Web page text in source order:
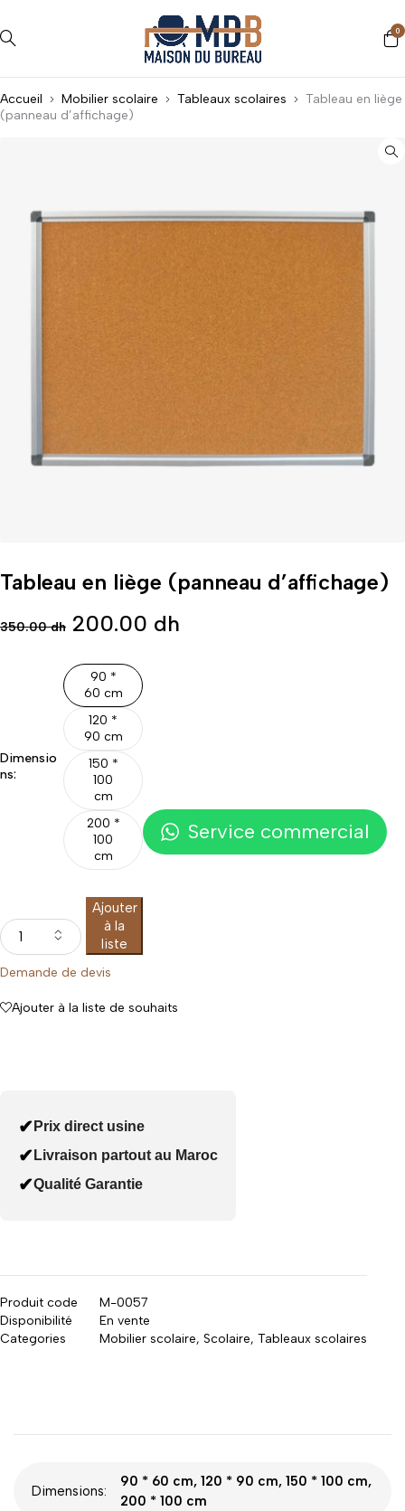
0
Accueil Mobilier scolaire Tableaux scolaires
Tableau en liège
(panneau d’affichage)
Tableau en liège (panneau d’affichage)
350.00dh 200.00 dh
Dimensio
ns:
90 *
60 cm
120 *
90 cm
150 *
100
cm
200 *
100
cm
Ajouter
à la
liste
Demande de devis
Service commercial
Ajouter à la liste de souhaits
✔ Prix direct usine
✔ Livraison partout au Maroc
✔Qualité Garantie
Produit code
M-0057
Disponibilité
En vente
Categories
Mobilier scolaire, Scolaire, Tableaux scolaires
Dimensions:
90 * 60 cm, 120 * 90 cm, 150 * 100 cm,
200 * 100 cm